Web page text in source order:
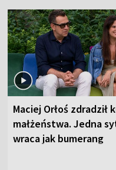
Maciej Orłoś zdradził
małżeństwa. Jedna
wraca jak bumerang